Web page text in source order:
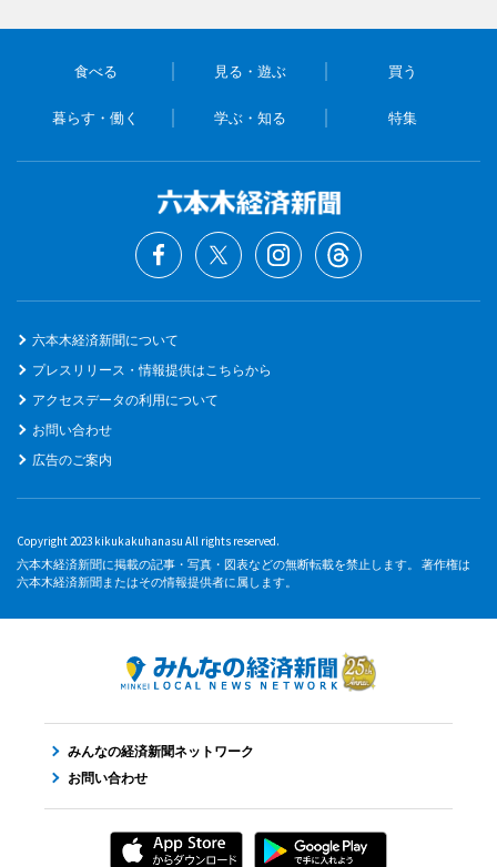
食べる 見る・遊ぶ 買う
暮らす・働く 学ぶ・知る 特集
六本木経済新聞について
プレスリリース・情報提供はこちらから
アクセスデータの利用について
お問い合わせ
広告のご案内
Copyright 2023 kikukakuhanasu All rights reserved.
六本木経済新聞に掲載の記事・写真・図表などの無断転載を禁止します。 著作権は
六本木経済新聞またはその情報提供者に属します。
みんなの経済新聞ネットワーク
お問い合わせ